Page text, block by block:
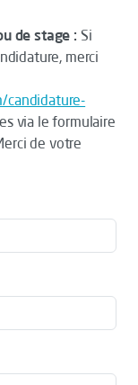
de stage : Si
merci
candidature-
via le formulaire
de votre